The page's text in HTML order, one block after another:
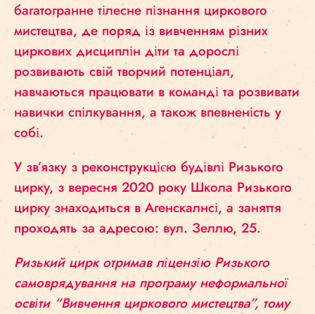
багатогранне тілесне пізнання циркового
мистецтва, де поряд із вивченням різних
циркових дисциплін діти та дорослі
розвивають свій творчий потенціал,
навчаються працювати в команді та розвивати
навички спілкування, а також впевненість у
собі.
У зв’язку з реконструкцією будівлі Ризького
цирку, з вересня 2020 року Школа Ризького
цирку знаходиться в Агенскалнсі, а заняття
проходять за адресою: вул. Зеллю, 25.
Ризький цирк отримав ліцензію Ризького
самоврядування на програму неформальної
освіти “Вивчення циркового мистецтва”, тому